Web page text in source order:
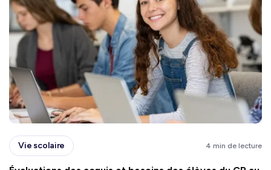
Vie scolaire 4 min de lecture